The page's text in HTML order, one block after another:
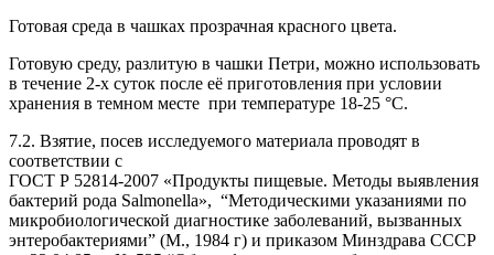
Готовая среда в чашках прозрачная красного цвета.
Готовую среду, разлитую в чашки Петри, можно использовать
в течение 2-х суток после её приготовления при условии
хранения в темном месте при температуре 18-25 °С.
7.2. Взятие, посев исследуемого материала проводят в
соответствии с
ГОСТ Р 52814-2007 «Продукты пищевые. Методы выявления
бактерий рода Salmonella», “Методическими указаниями по
микробиологической диагностике заболеваний, вызванных
энтеробактериями” (М., 1984 г) и приказом Минздрава СССР